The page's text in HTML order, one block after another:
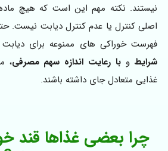
نیستند. نکته مهم این است که هیچ
اصلی کنترل یا عدم کنترل دیابت نیست.
فهرست خوراکی‌ های ممنوعه برای دیابت
شرایطو با رعایت اندازه سهم مصرفی،
غذایی متعادل جای داشته باشند.
چرا بعضی غذاها قند